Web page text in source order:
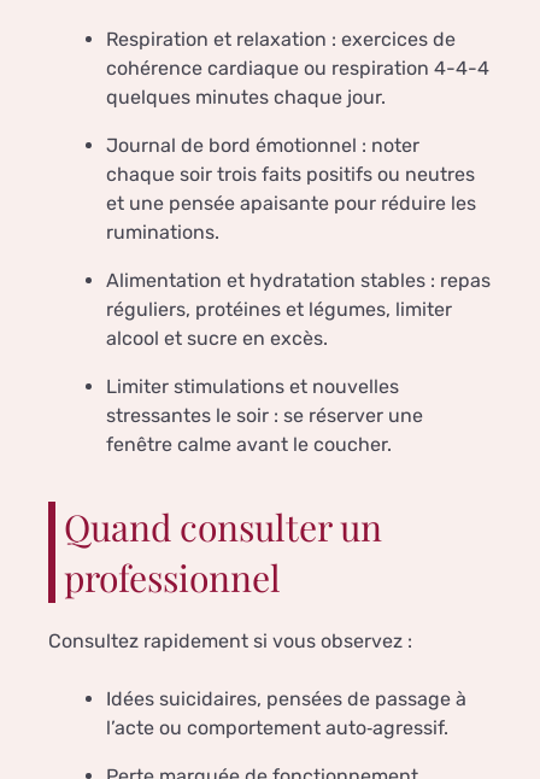
Respiration et relaxation : exercices de
cohérence cardiaque ou respiration 4-4-4
quelques minutes chaque jour.
Journal de bord émotionnel : noter
chaque soir trois faits positifs ou neutres
et une pensée apaisante pour réduire les
ruminations.
Alimentation et hydratation stables : repas
réguliers, protéines et légumes, limiter
alcool et sucre en excès.
Limiter stimulations et nouvelles
stressantes le soir : se réserver une
fenêtre calme avant le coucher.
Quand consulter un
professionnel
Consultez rapidement si vous observez :
Idées suicidaires, pensées de passage à
l’acte ou comportement auto‑agressif.